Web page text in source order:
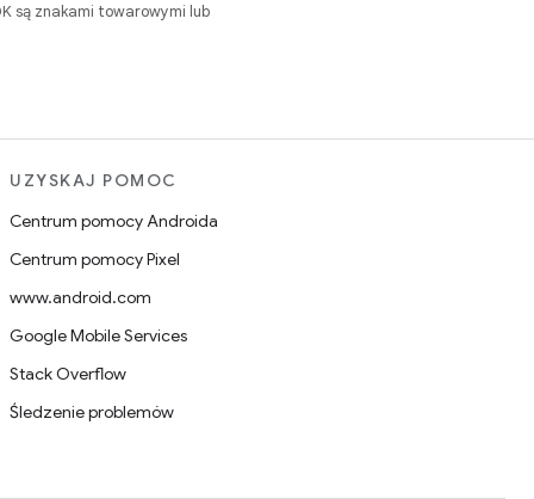
są znakami towarowymi lub
UZYSKAJ POMOC
Centrum pomocy Androida
Centrum pomocy Pixel
www.android.com
Google Mobile Services
Stack Overflow
Śledzenie problemów